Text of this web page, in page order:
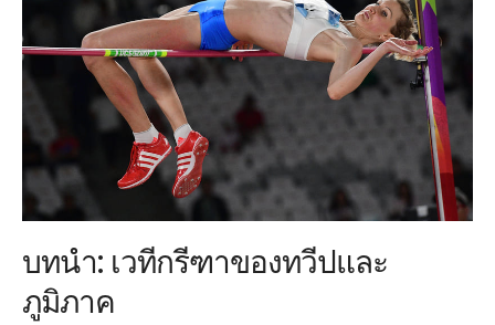
บทนำ: เวทีกรีฑาของทวีปและ
ภูมิภาค